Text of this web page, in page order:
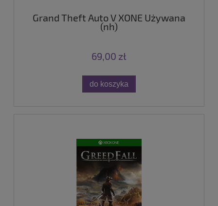
Grand Theft Auto V XONE Używana
(nh)
69,00 zł
do koszyka